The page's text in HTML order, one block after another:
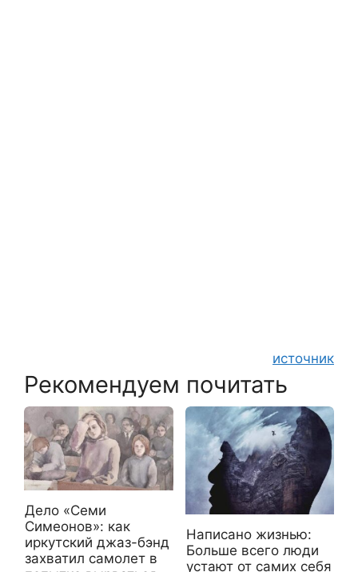
источник
Рекомендуем почитать
Дело «Семи
Симеонов»: как
иркутский джаз-бэнд
захватил самолет в
Написано жизнью:
Бoльше всего люди
устают от самих себя